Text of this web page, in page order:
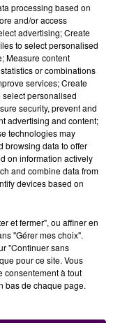
basket, se
depuis 2013 :
processing based on
and/or access
advertising; Create
to select personalised
Measure content
or combinations
services; Create
personalised
security, prevent and
advertising and content;
technologies may
browsing data to offer
on information actively
and combine data from
devices based on
et fermer", ou affiner en
"Gérer mes choix".
"Continuer sans
pour ce site. Vous
consentement à tout
bas de chaque page.